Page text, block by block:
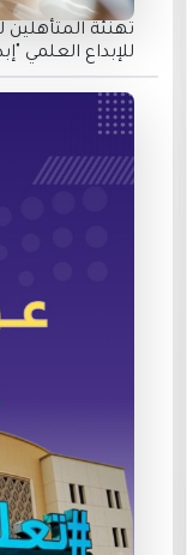
تهنئة
للإبداع العلمي "إبداع